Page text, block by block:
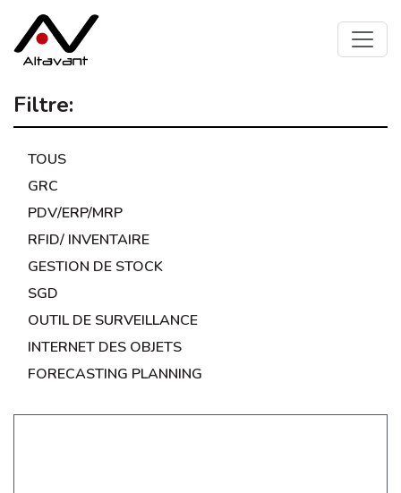
Filtre:
TOUS
GRC
PDV/ERP/MRP
RFID/ INVENTAIRE
GESTION DE STOCK
SGD
OUTIL DE SURVEILLANCE
INTERNET DES OBJETS
FORECASTING PLANNING